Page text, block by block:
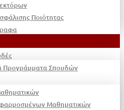
Ποιότητας
Προγράμματα Σπουδών
Μαθηματικών